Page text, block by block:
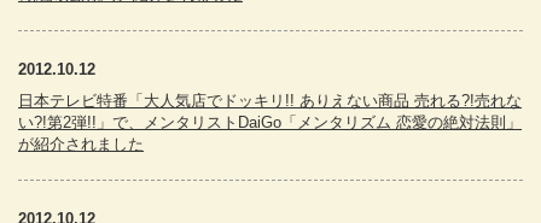
2012.10.12
日本テレビ特番「大人気店でドッキリ!! ありえない商品 売れる?!売れな
い?!第2弾!!」で、メンタリストDaiGo「メンタリズム 恋愛の絶対法則」
が紹介されました
2012.10.12